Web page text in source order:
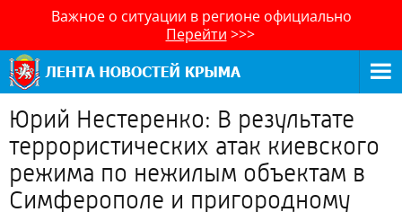
Важное о ситуации в регионе официально
Перейти >>>
Юрий Нестеренко: В результате
террористических атак киевского
режима по нежилым объектам в
Симферополе и пригородному